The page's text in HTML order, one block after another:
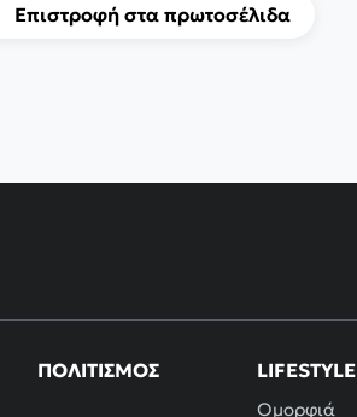
Επιστροφή στα πρωτοσέλιδα
ΠΟΛΙΤΙΣΜΌΣ LIFESTYLE
Ομορφιά